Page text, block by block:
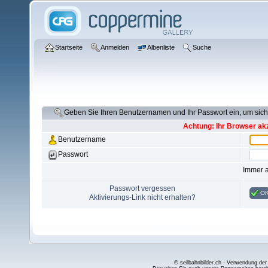
Startseite Anmelden Albenliste Suche
Geben Sie Ihren Benutzernamen und Ihr Passwort ein, um
Achtung: Ihr Browser
Benutzername
Passwort
Immer
Passwort vergessen
Aktivierungs-Link nicht erhalten?
© seilbahnbilder.ch - Verwendung